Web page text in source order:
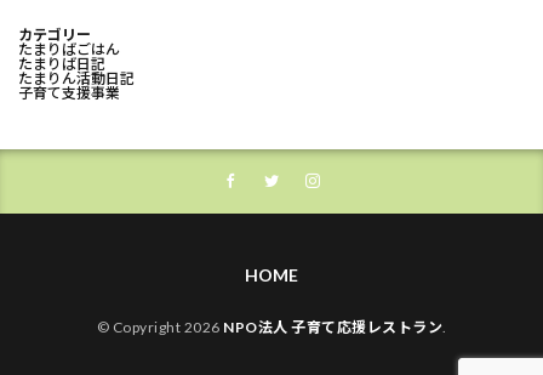
カテゴリー
たまりばごはん
たまりば日記
たまりん活動日記
子育て支援事業
HOME
© Copyright 2026 NPO法人 子育て応援レストラン